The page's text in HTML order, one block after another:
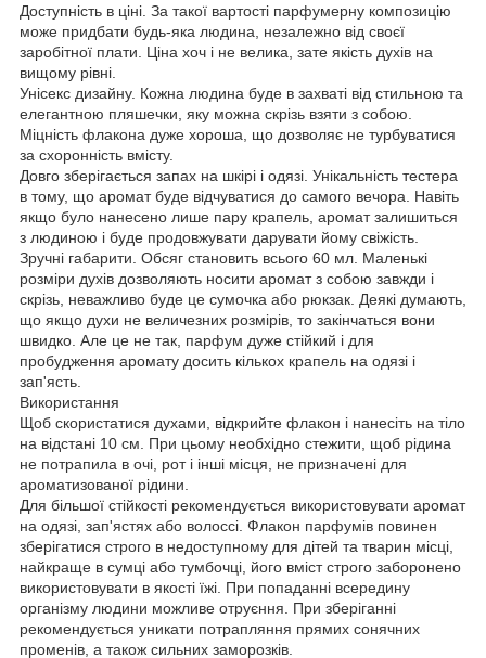
Доступність в ціні. За такої вартості парфумерну композицію
може придбати будь-яка людина, незалежно від своєї
заробітної плати. Ціна хоч і не велика, зате якість духів на
вищому рівні.
Унісекс дизайну. Кожна людина буде в захваті від стильною та
елегантною пляшечки, яку можна скрізь взяти з собою.
Міцність флакона дуже хороша, що дозволяє не турбуватися
за схоронність вмісту.
Довго зберігається запах на шкірі і одязі. Унікальність тестера
в тому, що аромат буде відчуватися до самого вечора. Навіть
якщо було нанесено лише пару крапель, аромат залишиться
з людиною і буде продовжувати дарувати йому свіжість.
Зручні габарити. Обсяг становить всього 60 мл. Маленькі
розміри духів дозволяють носити аромат з собою завжди і
скрізь, неважливо буде це сумочка або рюкзак. Деякі думають,
що якщо духи не величезних розмірів, то закінчаться вони
швидко. Але це не так, парфум дуже стійкий і для
пробудження аромату досить кількох крапель на одязі і
зап'ясть.
Використання
Щоб скористатися духами, відкрийте флакон і нанесіть на тіло
на відстані 10 см. При цьому необхідно стежити, щоб рідина
не потрапила в очі, рот і інші місця, не призначені для
ароматизованої рідини.
Для більшої стійкості рекомендується використовувати аромат
на одязі, зап'ястях або волоссі. Флакон парфумів повинен
зберігатися строго в недоступному для дітей та тварин місці,
найкраще в сумці або тумбочці, його вміст строго заборонено
використовувати в якості їжі. При попаданні всередину
організму людини можливе отруєння. При зберіганні
рекомендується уникати потрапляння прямих сонячних
променів, а також сильних заморозків.